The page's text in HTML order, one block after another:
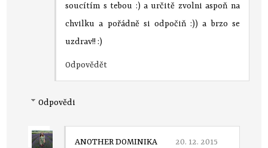
soucítím s tebou :) a určitě zvolni aspoň na
chvilku a pořádně si odpočiň :)) a brzo se
uzdrav!! :)
Odpovědět
Odpovědi
ANOTHER DOMINIKA
20. 12. 2015